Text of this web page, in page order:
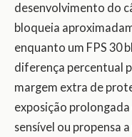
desenvolvimento do
bloqueia
enquanto um FPS 30
diferença percentual
margem extra de
exposição
sensível ou propensa